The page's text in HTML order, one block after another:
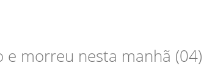
e morreu nesta manhã (04)